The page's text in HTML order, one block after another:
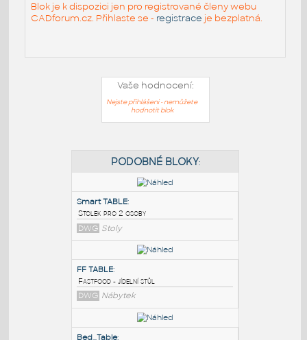
Blok je k dispozici jen pro registrované členy webu
CADforum.cz. Přihlaste se - registrace je bezplatná.
Vaše hodnocení:
Nejste přihlášeni - nemůžete
hodnotit blok
Smart TABLE:
Stolek pro 2 osoby